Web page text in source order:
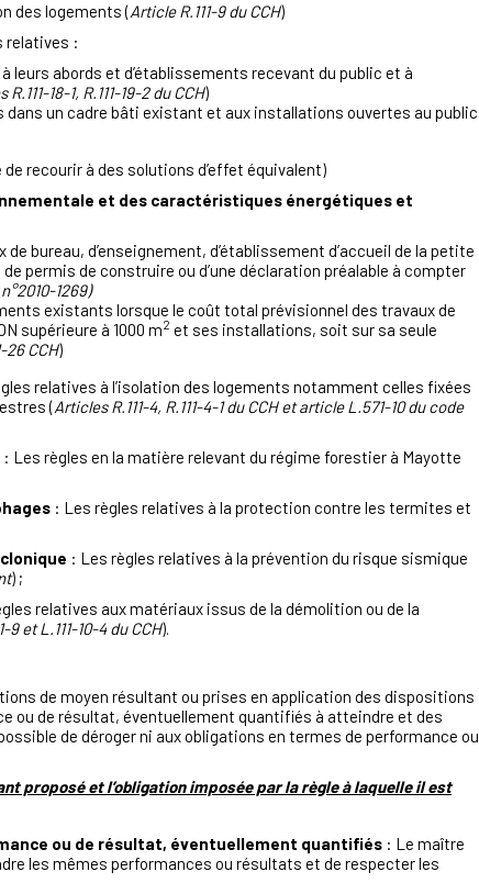
des logements (Article R.111-9 du CCH)
relatives :
abords et d’établissements recevant du public et à
R.111-18-1, R.111-19-2 du CCH)
un cadre bâti existant et aux installations ouvertes au public
recourir à des solutions d’effet équivalent)
et des caractéristiques énergétiques et
bureau, d’enseignement, d’établissement d’accueil de la petite
permis de construire ou d’une déclaration préalable à compter
1269)
existants lorsque le coût total prévisionnel des travaux de
supérieure à 1000 m2 et ses installations, soit sur sa seule
26 CCH)
relatives à l’isolation des logements notamment celles fixées
(Articles R.111-4, R.111-4-1 du CCH et article L.571-10 du code
: Les règles en la matière relevant du régime forestier à Mayotte
: Les règles relatives à la protection contre les termites et
: Les règles relatives à la prévention du risque sismique
) ;
relatives aux matériaux issus de la démolition ou de la
9 et L.111-10-4 du CCH).
de moyen résultant ou prises en application des dispositions
ou de résultat, éventuellement quantifiés à atteindre et des
de déroger ni aux obligations en termes de performance ou
proposé et l’obligation imposée par la règle à laquelle il est
ou de résultat, éventuellement quantifiés : Le maître
les mêmes performances ou résultats et de respecter les